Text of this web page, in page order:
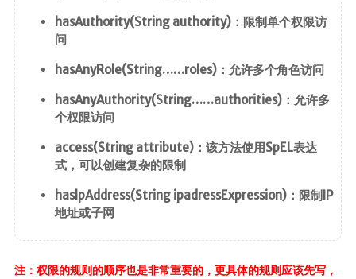
hasAuthority(String authority)：限制单个权限访
问
hasAnyRole(String……roles)：允许多个角色访问
hasAnyAuthority(String……authorities)：允许多
个权限访问
access(String attribute)：该方法使用SpEL表达
式，可以创建复杂的限制
haslpAddress(String ipadressExpression)：限制IP
地址或子网
注：权限的规则的顺序也是非常重要的，更具体的规则应该先写，